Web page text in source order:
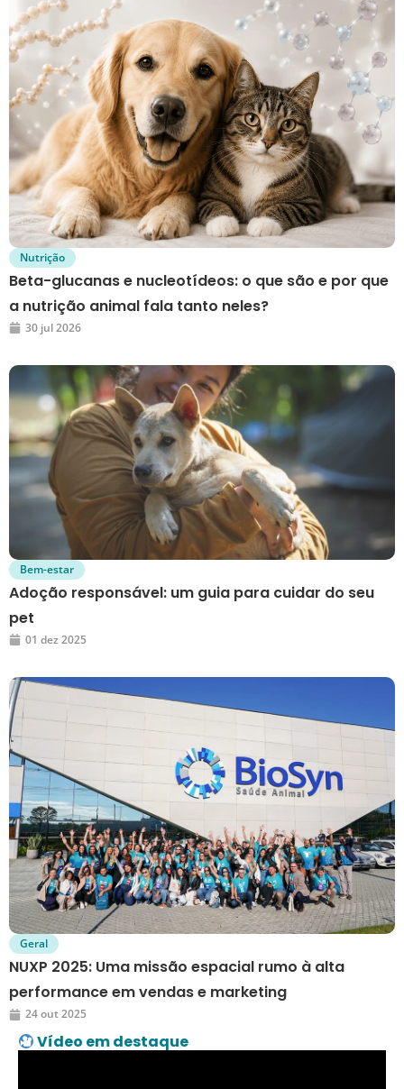
Nutrição
Beta-glucanas e nucleotídeos: o que são e por que
a nutrição animal fala tanto neles?
30 jul 2026
Bem-estar
Adoção responsável: um guia para cuidar do seu
pet
01 dez 2025
Geral
NUXP 2025: Uma missão espacial rumo à alta
performance em vendas e marketing
24 out 2025
Vídeo em destaque